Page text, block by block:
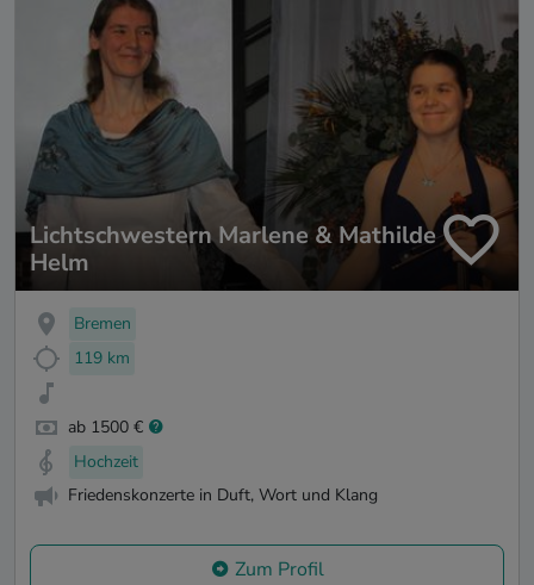
Lichtschwestern Marlene & Mathilde
Helm
Bremen
119 km
ab 1500 €
Hochzeit
Friedenskonzerte in Duft, Wort und Klang
Zum Profil